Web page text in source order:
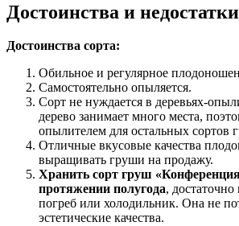
Достоинства и недостатки
Достоинства сорта:
Обильное и регулярное
Самостоятельно опыляется.
Сорт не нуждается в деревьях-
дерево занимает много места,
опылителем для остальных сортов
Отличные вкусовые качества
выращивать груши на продажу.
Хранить сорт груш
протяжении полугода,
погреб или холодильник. Она не
эстетические качества.